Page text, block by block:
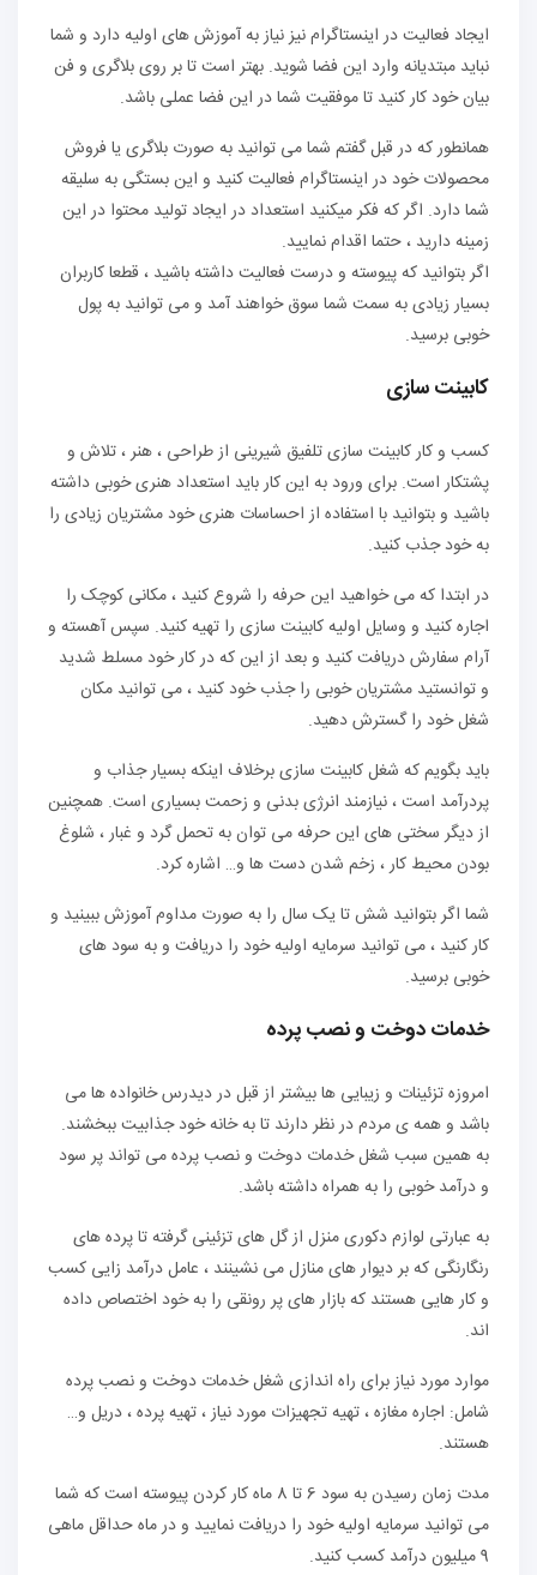
ایجاد فعالیت در اینستاگرام نیز نیاز به آموزش های اولیه دارد و شما
نباید مبتدیانه وارد این فضا شوید. بهتر است تا بر روی بلاگری و فن
بیان خود کار کنید تا موفقیت شما در این فضا عملی باشد.
همانطور که در قبل گفتم شما می توانید به صورت بلاگری یا فروش
محصولات خود در اینستاگرام فعالیت کنید و این بستگی به سلیقه
شما دارد. اگر که فکر میکنید استعداد در ایجاد تولید محتوا در این
زمینه دارید ، حتما اقدام نمایید.
اگر بتوانید که پیوسته و درست فعالیت داشته باشید ، قطعا کاربران
بسیار زیادی به سمت شما سوق خواهند آمد و می توانید به پول
خوبی برسید.
کابینت سازی
کسب و کار کابینت سازی تلفیق شیرینی از طراحی ، هنر ، تلاش و
پشتکار است. برای ورود به این کار باید استعداد هنری خوبی داشته
باشید و بتوانید با استفاده از احساسات هنری خود مشتریان زیادی را
به خود جذب کنید.
در ابتدا که می خواهید این حرفه را شروع کنید ، مکانی کوچک را
اجاره کنید و وسایل اولیه کابینت سازی را تهیه کنید. سپس آهسته و
آرام سفارش دریافت کنید و بعد از این که در کار خود مسلط شدید
و توانستید مشتریان خوبی را جذب خود کنید ، می توانید مکان
شغل خود را گسترش دهید.
باید بگویم که شغل کابینت سازی برخلاف اینکه بسیار جذاب و
پردرآمد است ، نیازمند انرژی بدنی و زحمت بسیاری است. همچنین
از دیگر سختی های این حرفه می توان به تحمل گرد و غبار ، شلوغ
بودن محیط کار ، زخم شدن دست ها و… اشاره کرد.
شما اگر بتوانید شش تا یک سال را به صورت مداوم آموزش ببینید و
کار کنید ، می توانید سرمایه اولیه خود را دریافت و به سود های
خوبی برسید.
خدمات دوخت و نصب پرده
امروزه تزئینات و زیبایی ها بیشتر از قبل در دیدرس خانواده ها می
باشد و همه ی مردم در نظر دارند تا به خانه خود جذابیت ببخشند.
به همین سبب شغل خدمات دوخت و نصب پرده می تواند پر سود
و درآمد خوبی را به همراه داشته باشد.
به عبارتی لوازم دکوری منزل از گل های تزئینی گرفته تا پرده های
رنگارنگی که بر دیوار های منازل می نشینند ، عامل درآمد زایی کسب
و کار هایی هستند که بازار های پر رونقی را به خود اختصاص داده
اند.
موارد مورد نیاز برای راه اندازی شغل خدمات دوخت و نصب پرده
شامل: اجاره مغازه ، تهیه تجهیزات مورد نیاز ، تهیه پرده ، دریل و…
هستند.
مدت زمان رسیدن به سود 6 تا 8 ماه کار کردن پیوسته است که شما
می توانید سرمایه اولیه خود را دریافت نمایید و در ماه حداقل ماهی
9 میلیون درآمد کسب کنید.